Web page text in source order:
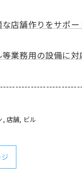
店舗作りをサポー
業務用の設備に対
店舗 ビル